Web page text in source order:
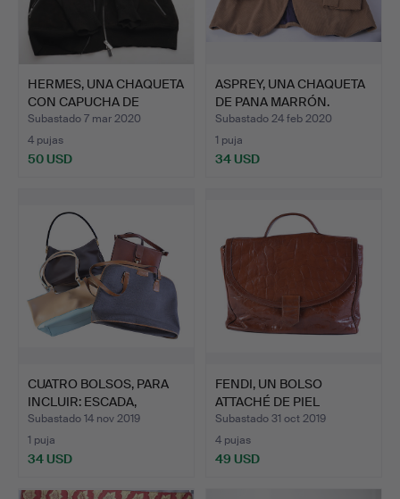
HERMES, UNA CHAQUETA
CON CAPUCHA DE
CASHME…
Subastado 7 mar 2020
4 pujas
50 USD
ASPREY, UNA CHAQUETA
DE PANA MARRÓN.
Subastado 24 feb 2020
1 puja
34 USD
CUATRO BOLSOS, PARA
INCLUIR: ESCADA,
RUSSE…
Subastado 14 nov 2019
1 puja
34 USD
FENDI, UN BOLSO
ATTACHÉ DE PIEL
PRENSADA M…
Subastado 31 oct 2019
4 pujas
49 USD